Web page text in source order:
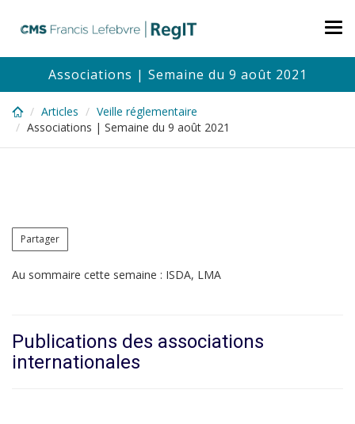
content
Associations | Semaine du 9 août 2021
Articles
Veille réglementaire
Associations | Semaine du 9 août 2021
Partager
Au sommaire cette semaine : ISDA, LMA
Publications des associations
internationales